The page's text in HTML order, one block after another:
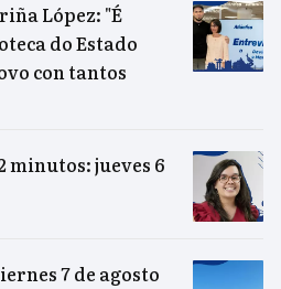
López: "É
do Estado
con tantos
minutos: jueves 6
7 de agosto